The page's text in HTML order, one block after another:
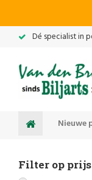
Dé specialist in
Nieuwe
Filter op prijs